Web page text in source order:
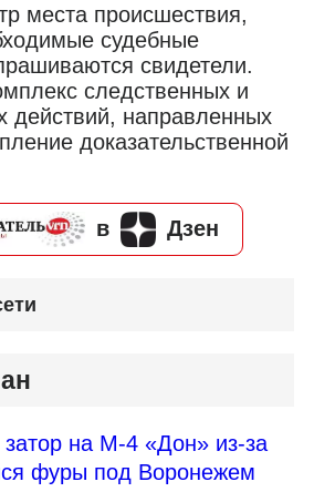
места происшествия,
судебные
свидетели.
следственных и
действий, направленных
доказательственной
в Дзен
на М-4 «Дон» из-за
фуры под Воронежем